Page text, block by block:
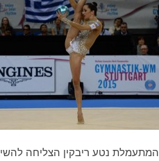
המתעמלת נטע ריבקין הצליחה להשיג את